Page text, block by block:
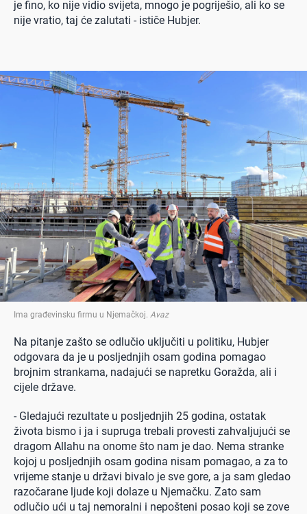
je fino, ko nije vidio svijeta, mnogo je pogriješio, ali ko se
nije vratio, taj će zalutati - ističe Hubjer.
Ima građevinsku firmu u Njemačkoj Avaz
Na pitanje zašto se odlučio uključiti u politiku, Hubjer
odgovara da je u posljednjih osam godina pomagao
brojnim strankama, nadajući se napretku Goražda, ali i
cijele države.
- Gledajući rezultate u posljednjih 25 godina, ostatak
života bismo i ja i supruga trebali provesti zahvaljujući se
dragom Allahu na onome što nam je dao. Nema stranke
kojoj u posljednjih osam godina nisam pomagao, a za to
vrijeme stanje u državi bivalo je sve gore, a ja sam gledao
razočarane ljude koji dolaze u Njemačku. Zato sam
odlučio ući u taj nemoralni i nepošteni posao koji se zove